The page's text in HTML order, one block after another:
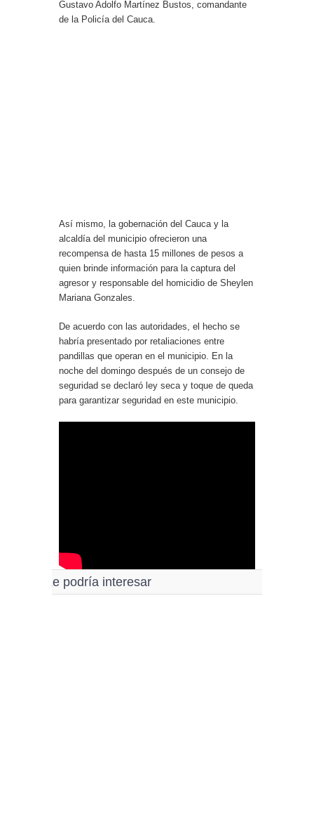
Gustavo Adolfo Martínez Bustos, comandante
de la Policía del Cauca.
Así mismo, la gobernación del Cauca y la
alcaldía del municipio ofrecieron una
recompensa de hasta 15 millones de pesos a
quien brinde información para la captura del
agresor y responsable del homicidio de Sheylen
Mariana Gonzales.
De acuerdo con las autoridades, el hecho se
habría presentado por retaliaciones entre
pandillas que operan en el municipio. En la
noche del domingo después de un consejo de
seguridad se declaró ley seca y toque de queda
para garantizar seguridad en este municipio.
Le podría interesar